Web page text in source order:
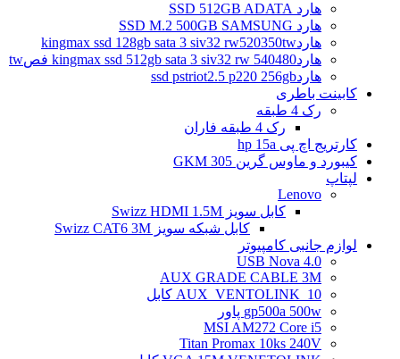
هارد SSD 512GB ADATA
هارد SSD M.2 500GB SAMSUNG
هاردkingmax ssd 128gb sata 3 siv32 rw520350tw
هاردkingmax ssd 512gb sata 3 siv32 rw 540480 فصtw
هاردssd pstriot2.5 p220 256gb
کابینت باطری
رک 4 طبقه
رک 4 طبقه فاران
کارتریج اچ پی hp 15a
کیبورد و ماوس گرین GKM 305
لپتاپ
Lenovo
کابل سویز Swizz HDMI 1.5M
کابل شبکه سویز Swizz CAT6 3M
لوازم جانبی کامپیوتر
4.0 USB Nova
AUX GRADE CABLE 3M
AUX_VENTOLINK_10 کابل
gp500a 500w پاور
MSI AM272 Core i5
Titan Promax 10ks 240V